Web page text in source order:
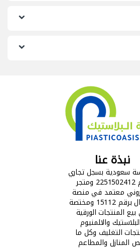
نبذة عنا
سعودية بسجل تجاري
رقم 2251502412 ومتجر
معتمد في منصة
الاعمال برقم 15112 ومختصة
المنتجات الورقية
والالمنيوم
التغليف وكل ما
المنازل والمطاعم